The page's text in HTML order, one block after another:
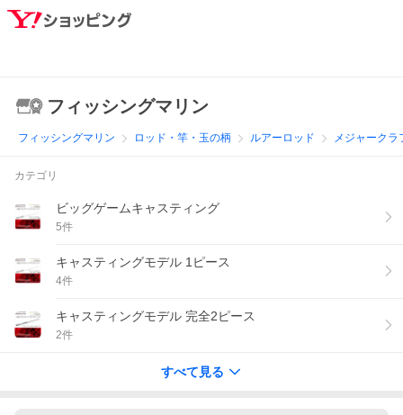
フィッシングマリン
フィッシングマリン ロッド・竿・玉の柄 ルアーロッド メジャークラ
カテゴリ
ビッグゲームキャスティング
5件
キャスティングモデル 1ピース
4件
キャスティングモデル 完全2ピース
2件
すべて見る